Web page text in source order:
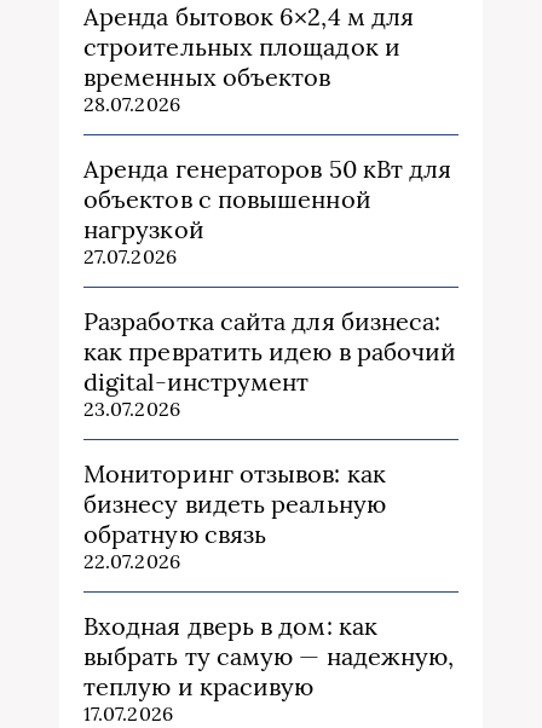
Аренда бытовок 6×2,4 м для
строительных площадок и
временных объектов
28.07.2026
Аренда генераторов 50 кВт для
объектов с повышенной
нагрузкой
27.07.2026
Разработка сайта для бизнеса:
как превратить идею в рабочий
digital-инструмент
23.07.2026
Мониторинг отзывов: как
бизнесу видеть реальную
обратную связь
22.07.2026
Входная дверь в дом: как
выбрать ту самую — надежную,
теплую и красивую
17.07.2026